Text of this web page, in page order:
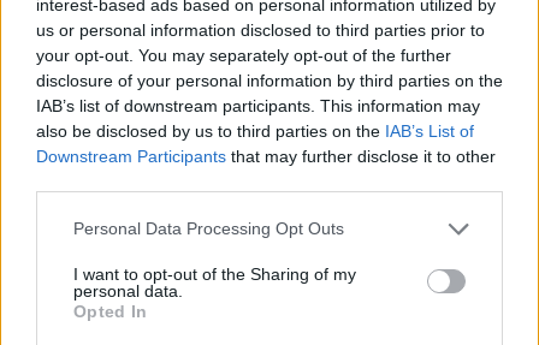
interest-based ads based on personal information utilized by
us or personal information disclosed to third parties prior to
your opt-out. You may separately opt-out of the further
disclosure of your personal information by third parties on the
IAB’s list of downstream participants. This information may
also be disclosed by us to third parties on the IAB’s List of
Downstream Participants that may further disclose it to other
Personal Data Processing Opt Outs
I want to opt-out of the Sharing of my
personal data.
Opted In
2026. augusztus 07., péntek
Trump: igaz, hogy egyes
fegyverekből kevesebb van, de
attól még folytatni tudjuk a
háborút Irán ellen